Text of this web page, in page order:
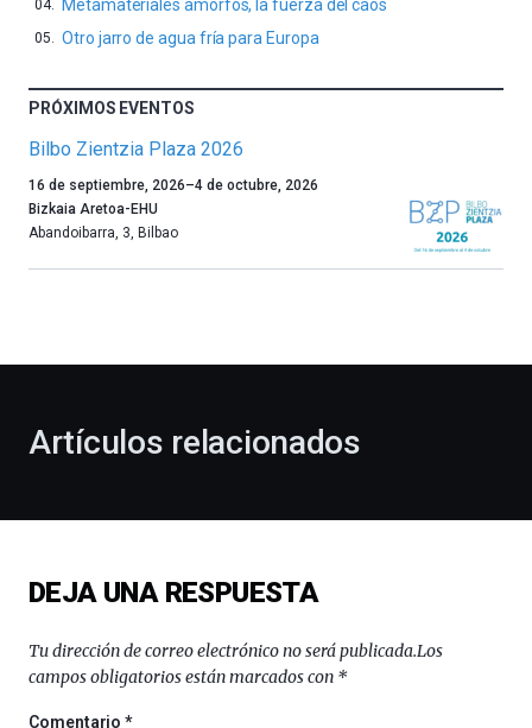
Metamateriales amorfos, la fuerza del caos
Otro jarro de agua fría para Europa
PRÓXIMOS EVENTOS
Bilbo Zientzia Plaza 2026
Un
año
más,
celebración
Bilbo
(BZP),
un
16 de septiembre, 2026–4 de octubre, 2026
Bizkaia Aretoa-EHU
Abandoibarra, 3 Bilbao
Artículos relacionados
DEJA UNA RESPUESTA
Tu dirección de correo electrónico no será publicada.Los
campos obligatorios están marcados con *
Comentario*